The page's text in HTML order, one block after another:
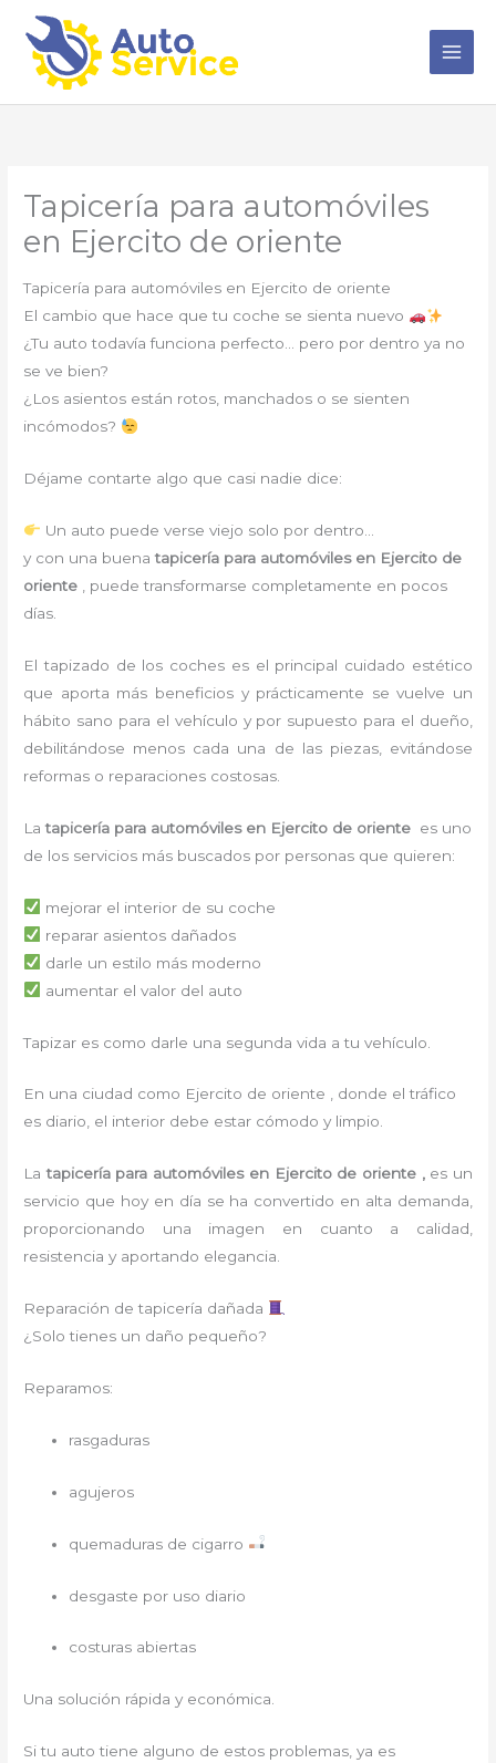
contenido
Tapicería para automóviles
en Ejercito de oriente
Tapicería para automóviles en Ejercito de oriente
El cambio que hace que tu coche se sienta nuevo
¿Tu auto todavía funciona perfecto… pero por dentro ya no
se ve bien?
¿Los asientos están rotos, manchados o se sienten
incómodos?
Déjame contarte algo que casi nadie dice:
Un auto puede verse viejo solo por dentro…
y con una buenatapicería para automóviles en Ejercito de
oriente
, puede transformarse completamente en pocos
días.
El tapizado de los coches es el principal cuidado estético
que aporta más beneficios y prácticamente se vuelve un
hábito sano para el vehículo y por supuesto para el dueño,
debilitándose menos cada una de las piezas, evitándose
reformas o reparaciones costosas.
Latapicería para automóviles en Ejercito de oriente es uno
de los servicios más buscados por personas que quieren:
mejorar el interior de su coche
reparar asientos dañados
darle un estilo más moderno
aumentar el valor del auto
Tapizar es como darle una segunda vida a tu vehículo.
En una ciudad como Ejercito de oriente , donde el tráfico
es diario, el interior debe estar cómodo y limpio.
La tapicería para automóviles en Ejercito de oriente , es un
servicio que hoy en día se ha convertido en alta demanda,
proporcionando una imagen en cuanto a calidad,
resistencia y aportando elegancia.
Reparación de tapicería dañada
¿Solo tienes un daño pequeño?
Reparamos:
rasgaduras
agujeros
quemaduras de cigarro
desgaste por uso diario
costuras abiertas
Una solución rápida y económica.
Si tu auto tiene alguno de estos problemas, ya es